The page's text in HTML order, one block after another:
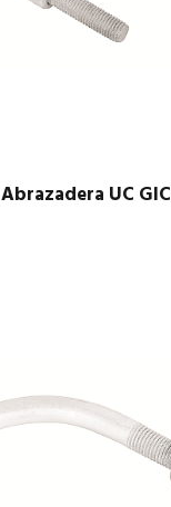
Abrazadera UC GIC